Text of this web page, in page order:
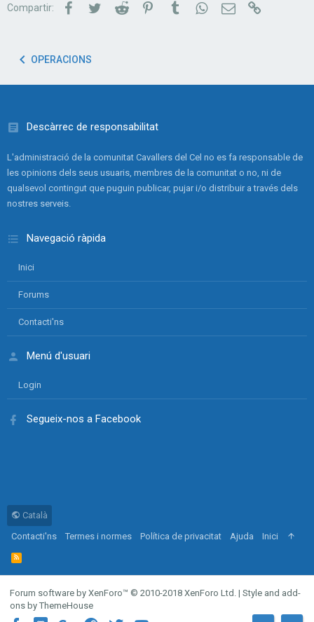
Compartir: FacebookTwitterReddit PinterestTumblrWhatsAppCorreu electrònic
OPERACIONS
Descàrrec de responsabilitat
L'administració de la comunitat Cavallers del Cel no es fa responsable de
les opinions dels seus usuaris, membres de la comunitat o no, ni de
qualsevol contingut que puguin publicar, pujar i/o distribuir a través dels
nostres serveis.
Navegació ràpida
Inici
Forums
Contacti'ns
Menú d'usuari
Login
Segueix-nos a Facebook
Català
Contacti'ns
Termes i normes Política de privacitat Ajuda Inici
R
S
S
Forum software by XenForo™ © 2010-2018 XenForo Ltd. | Style and add-
ons by ThemeHouse